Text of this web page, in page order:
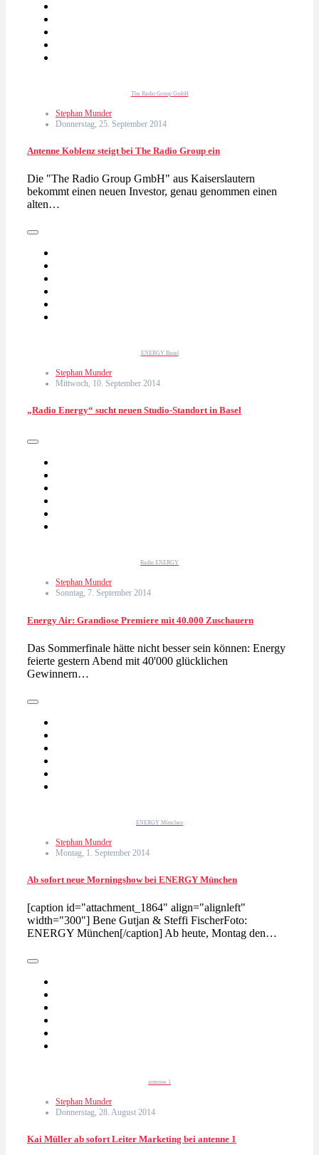
The Radio Group GmbH
Stephan Munder
Donnerstag, 25. September 2014
Antenne Koblenz steigt bei The Radio Group ein
Die "The Radio Group GmbH" aus Kaiserslautern
bekommt einen neuen Investor, genau genommen einen
alten…
ENERGY Basel
Stephan Munder
Mittwoch, 10. September 2014
„Radio Energy“ sucht neuen Studio-Standort in Basel
Radio ENERGY
Stephan Munder
Sonntag, 7. September 2014
Energy Air: Grandiose Premiere mit 40.000 Zuschauern
Das Sommerfinale hätte nicht besser sein können: Energy
feierte gestern Abend mit 40'000 glücklichen
Gewinnern…
ENERGY München
Stephan Munder
Montag, 1. September 2014
Ab sofort neue Morningshow bei ENERGY München
[caption id="attachment_1864" align="alignleft"
width="300"] Bene Gutjan & Steffi FischerFoto:
ENERGY München[/caption] Ab heute, Montag den…
antenne 1
Stephan Munder
Donnerstag, 28. August 2014
Kai Müller ab sofort Leiter Marketing bei antenne 1